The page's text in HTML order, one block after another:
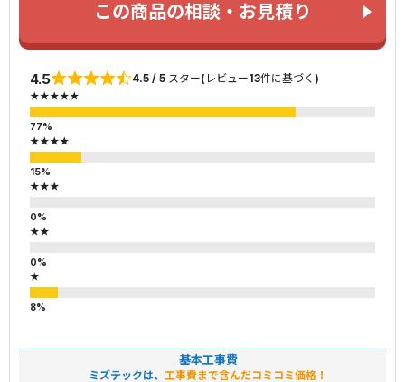
この商品の相談・お見積り
4.5 4.5 / 5 スター(レビュー13件に基づく)
★★★★★
★★★★
★★★
★★
★
基本工事費
ミズテックは、 工事費まで含んだコミコミ価格！